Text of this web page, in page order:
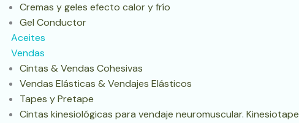
Cremas y geles efecto calor y frío
Gel Conductor
Aceites
Vendas
Cintas & Vendas Cohesivas
Vendas Elásticas & Vendajes Elásticos
Tapes y Pretape
Cintas kinesiológicas para vendaje neuromuscular. Kinesiotape